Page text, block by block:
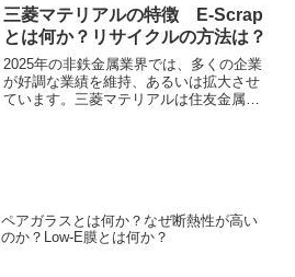
置、外観検査装置などの検査装置を提供
しています。それぞれの装置の特徴や役
割を知ることができます。
三菱マテリアルの特徴 E-Scrap
とは何か？リサイクルの方法は？
2025年の非鉄金属業界では、多くの企業
が好調な業績を維持、あるいは拡大させ
ています。三菱マテリアルは住友金属鉱
ペアガラスとは何か？なぜ断熱性が高い
のか？Low-E膜とは何か？